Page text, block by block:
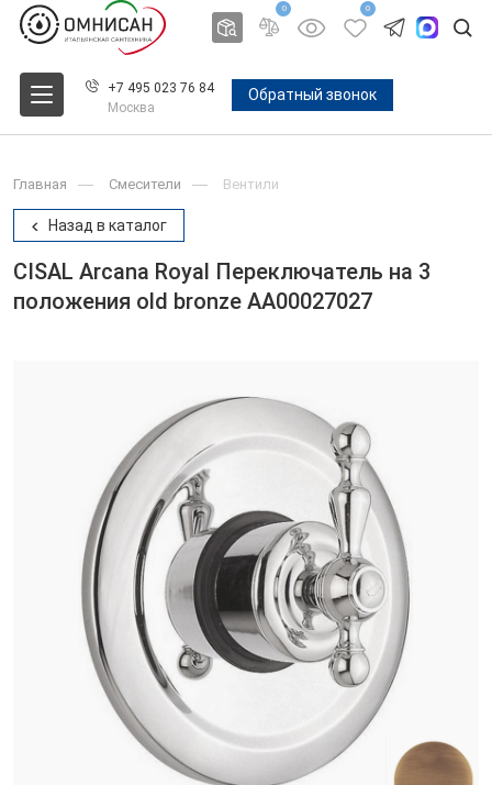
0 0
+7 495 023 76 84
Москва
Обратный звонок
Главная Смесители Вентили
Назад в каталог
CISAL Arcana Royal Переключатель на 3
положения old bronze AA00027027